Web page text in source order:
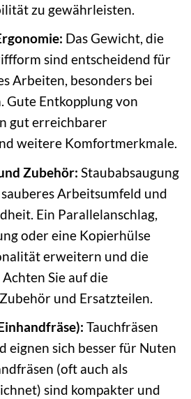
zu gewährleisten.
Das Gewicht, die
sind entscheidend für
Arbeiten, besonders bei
Gute Entkopplung von
gut erreichbarer
weitere Komfortmerkmale.
Zubehör: Staubabsaugung
Arbeitsumfeld und
Ein Parallelanschlag,
oder eine Kopierhülse
erweitern und die
Sie auf die
und Ersatzteilen.
Tauchfräsen
eignen sich besser für Nuten
(oft auch als
sind kompakter und